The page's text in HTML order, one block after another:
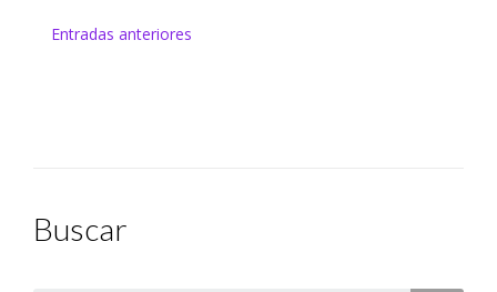
Navegación
Entradas anteriores
Buscar